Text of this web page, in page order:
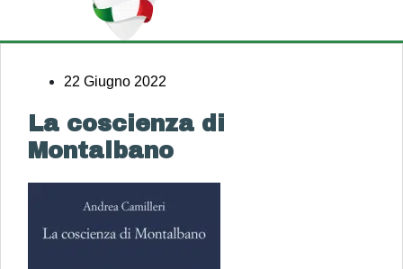
22 Giugno 2022
La coscienza di
Montalbano